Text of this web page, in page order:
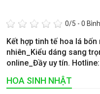
0/5 -0
Kết hợp tinh tế hoa lá
nhiên_Kiểu dáng sang
online_Đầy uy tín.
HOA SINH NHẬT